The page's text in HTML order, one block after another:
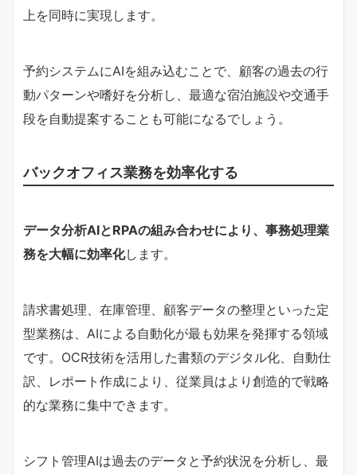
上を同時に実現します。
予約システムにAIを組み込むことで、顧客の過去の行
動パターンや嗜好を分析し、最適な宿泊施設や交通手
段を自動提案することも可能になるでしょう。
バックオフィス業務を効率化する
データ分析AIとRPAの組み合わせにより、事務処理業
務を大幅に効率化します。
請求書処理、在庫管理、顧客データの整理といった定
型業務は、AIによる自動化が最も効果を発揮する領域
です。OCR技術を活用した書類のデジタル化、自動仕
訳、レポート作成により、従業員はより創造的で戦略
的な業務に集中できます。
シフト管理AIは過去のデータと予約状況を分析し、最